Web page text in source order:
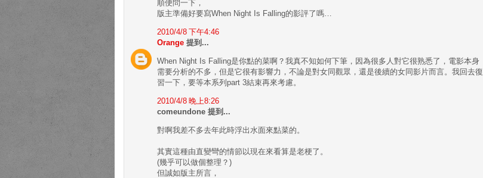
順便問一下，
版主準備好要寫When Night Is Falling的影評了嗎…
2010/4/8 下午4:46
Orange 提到...
When Night Is Falling是你點的菜啊？我真不知如何下筆，因為很多人對它很熟悉了，電影本身
需要分析的不多，但是它很有影響力，不論是對女同觀眾，還是後續的女同影片而言。我回去復
習一下，要等本系列part 3結束再來考慮。
2010/4/8 晚上8:26
comeundone 提到...
對啊我差不多去年此時浮出水面來點菜的。
其實這種由直變彎的情節以現在來看算是老梗了。
(幾乎可以做個整理？)
但誠如版主所言，